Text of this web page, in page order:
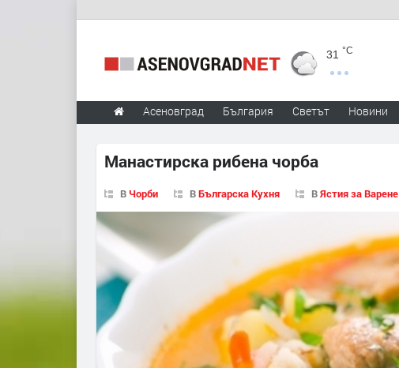
31 °C
Асеновград България Светът Новини
Манастирска рибена чорба
ВЧорби ВБългарска Кухня ВЯстия за Варене